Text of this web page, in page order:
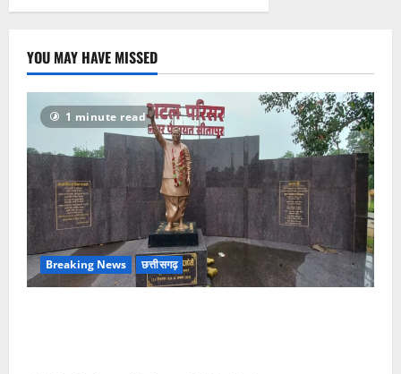
धावा,
नगदी
समेत
कीमती
सामान
किया
पार
YOU MAY HAVE MISSED
1 minute read
Breaking News छत्तीसगढ़